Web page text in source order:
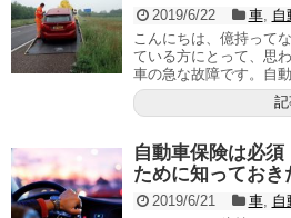
2019/6/22 車, 自
こんにちは、億持って
ている方にとって、思
車の急な故障です。自
自動車保険は必
ために知っておき
2019/6/21 車, 自